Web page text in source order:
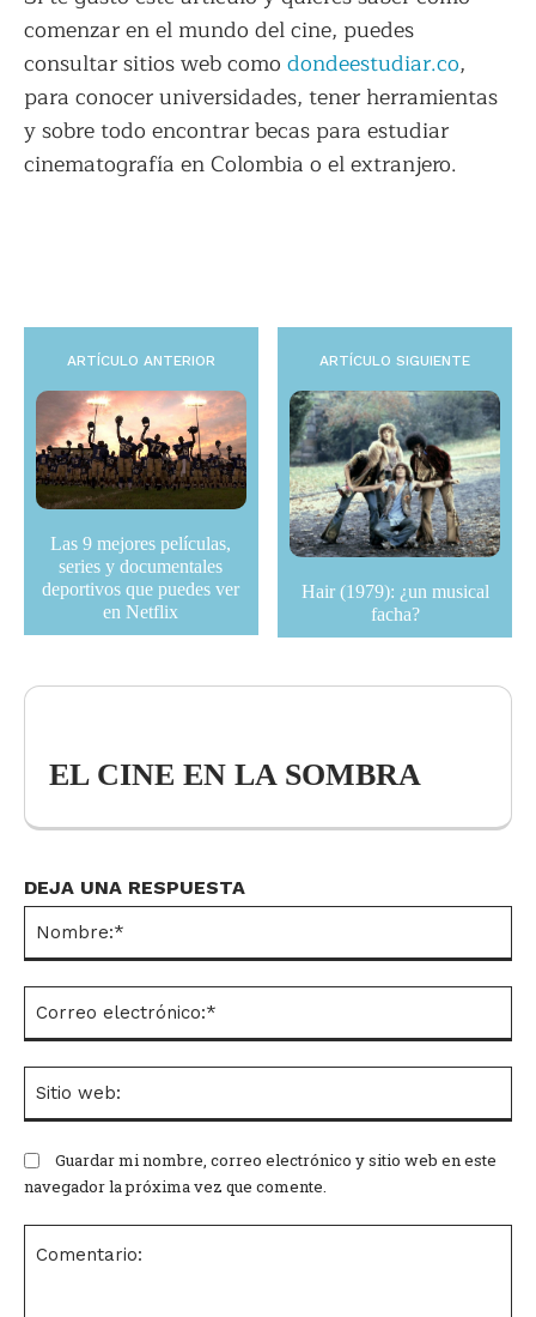
comenzar en el mundo del cine, puedes
consultar sitios web como dondeestudiar.co,
para conocer universidades, tener herramientas
y sobre todo encontrar becas para estudiar
cinematografía en Colombia o el extranjero.
ARTÍCULO ANTERIOR
Las 9 mejores películas,
series y documentales
deportivos que puedes ver
en Netflix
ARTÍCULO SIGUIENTE
Hair (1979): ¿un musical
facha?
EL CINE EN LA SOMBRA
DEJA UNA RESPUESTA
Guardar mi nombre, correo electrónico y sitio web en este
navegador la próxima vez que comente.